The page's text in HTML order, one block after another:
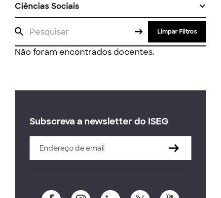
Ciências Sociais
Limpar Filtros
Não foram encontrados docentes.
Subscreva a newsletter do ISEG